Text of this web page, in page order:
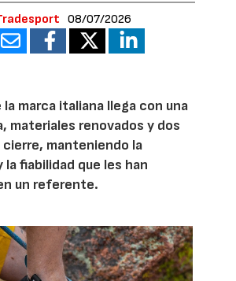
08/07/2026
la marca italiana llega con una
materiales renovados y dos
manteniendo la
la fiabilidad que les han
un referente.